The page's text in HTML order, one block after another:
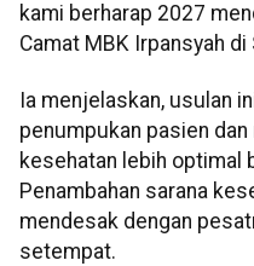
kami berharap 2027
Camat MBK Irpansyah
Ia menjelaskan, usulan
penumpukan pasien
kesehatan lebih optimal
Penambahan sarana
mendesak dengan
setempat.